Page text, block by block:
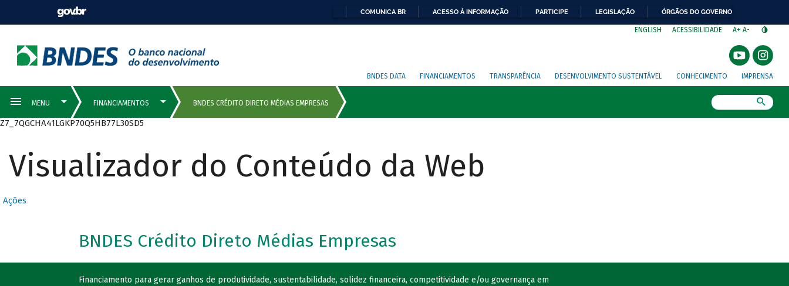
COMUNICA BR ACESSO À INFORMAÇÃO PARTICIPE LEGISLAÇÃO ÓRGÃOS DO GOVERNO
ENGLISH ACESSIBILIDADE A+ A-
BNDES DATA FINANCIAMENTOS TRANSPARÊNCIA DESENVOLVIMENTO SUSTENTÁVEL CONHECIMENTO IMPRENSA
Z7_7QGCHA41LGKP70Q5HB77L30SD5
Visualizador do Conteúdo da Web
Ações
BNDES Crédito Direto Médias Empresas
Financiamento para gerar ganhos de produtividade, sustentabilidade, solidez financeira, competitividade e/ou governança em